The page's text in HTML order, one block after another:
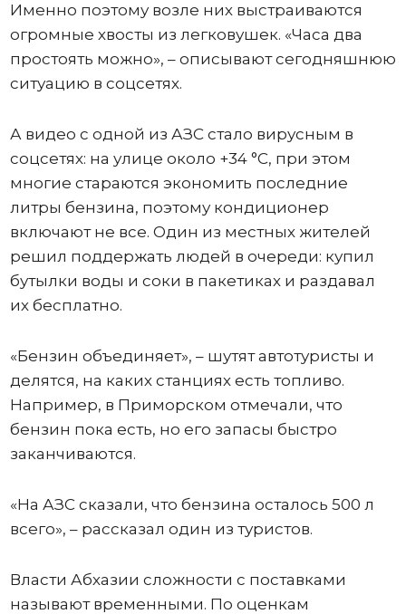
Именно поэтому возле них выстраиваются
огромные хвосты из легковушек. «Часа два
простоять можно», – описывают сегодняшнюю
ситуацию в соцсетях.
А видео с одной из АЗС стало вирусным в
соцсетях: на улице около +34 °C, при этом
многие стараются экономить последние
литры бензина, поэтому кондиционер
включают не все. Один из местных жителей
решил поддержать людей в очереди: купил
бутылки воды и соки в пакетиках и раздавал
их бесплатно.
«Бензин объединяет», – шутят автотуристы и
делятся, на каких станциях есть топливо.
Например, в Приморском отмечали, что
бензин пока есть, но его запасы быстро
заканчиваются.
«На АЗС сказали, что бензина осталось 500 л
всего», – рассказал один из туристов.
Власти Абхазии сложности с поставками
называют временными. По оценкам